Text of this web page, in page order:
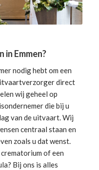
Emmen?
nodig hebt om een
direct
wij geheel op
die bij u
van de uitvaart. Wij
centraal staan en
zoals u dat wenst.
of een
Bij ons is alles